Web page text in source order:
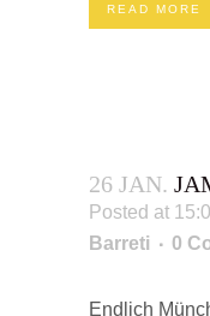
READ MORE
26 JAN.
Posted at
Barreti
0
Endlich